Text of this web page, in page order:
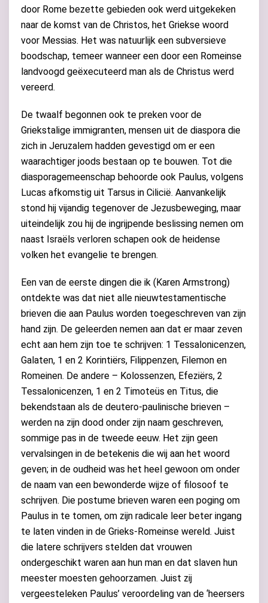
door Rome bezette gebieden ook werd uitgekeken
naar de komst van de Christos, het Griekse woord
voor Messias. Het was natuurlijk een subversieve
boodschap, temeer wanneer een door een Romeinse
landvoogd geëxecuteerd man als de Christus werd
vereerd.
De twaalf begonnen ook te preken voor de
Griekstalige immigranten, mensen uit de diaspora die
zich in Jeruzalem hadden gevestigd om er een
waarachtiger joods bestaan op te bouwen. Tot die
diasporagemeenschap behoorde ook Paulus, volgens
Lucas afkomstig uit Tarsus in Cilicië. Aanvankelijk
stond hij vijandig tegenover de Jezusbeweging, maar
uiteindelijk zou hij de ingrijpende beslissing nemen om
naast Israëls verloren schapen ook de heidense
volken het evangelie te brengen.
Een van de eerste dingen die ik (Karen Armstrong)
ontdekte was dat niet alle nieuwtestamentische
brieven die aan Paulus worden toegeschreven van zijn
hand zijn. De geleerden nemen aan dat er maar zeven
echt aan hem zijn toe te schrijven: 1 Tessalonicenzen,
Galaten, 1 en 2 Korintiërs, Filippenzen, Filemon en
Romeinen. De andere – Kolossenzen, Efeziërs, 2
Tessalonicenzen, 1 en 2 Timoteüs en Titus, die
bekendstaan als de deutero-paulinische brieven –
werden na zijn dood onder zijn naam geschreven,
sommige pas in de tweede eeuw. Het zijn geen
vervalsingen in de betekenis die wij aan het woord
geven; in de oudheid was het heel gewoon om onder
de naam van een bewonderde wijze of filosoof te
schrijven. Die postume brieven waren een poging om
Paulus in te tomen, om zijn radicale leer beter ingang
te laten vinden in de Grieks-Romeinse wereld. Juist
die latere schrijvers stelden dat vrouwen
ondergeschikt waren aan hun man en dat slaven hun
meester moesten gehoorzamen. Juist zij
vergeesteleken Paulus’ veroordeling van de ‘heersers